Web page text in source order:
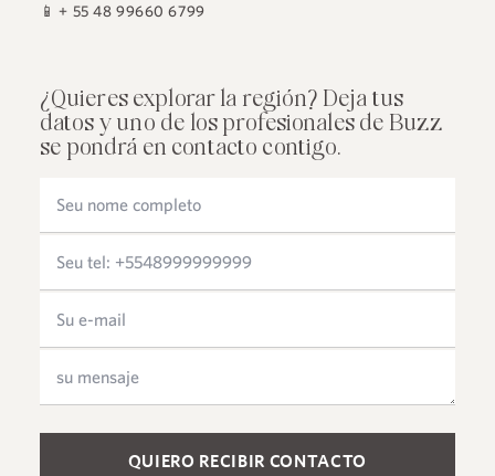
📱+ 55 48 99660 6799
¿Quieres explorar la región? Deja tus
datos y uno de los profesionales de Buzz
se pondrá en contacto contigo.
Please leave this field empty.